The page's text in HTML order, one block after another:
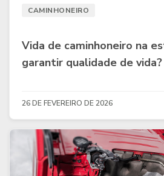
CAMINHONEIRO
Vida de caminhoneiro na
garantir qualidade de vida?
26 DE FEVEREIRO DE 2026